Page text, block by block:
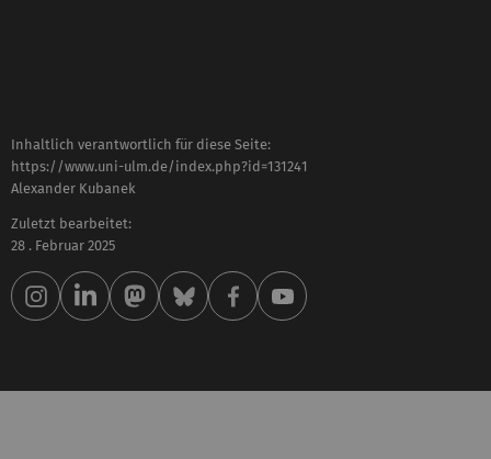
Inhaltlich verantwortlich für diese Seite:
https://www.uni-ulm.de/index.php?id=131241
Alexander Kubanek
Zuletzt bearbeitet:
28 . Februar 2025